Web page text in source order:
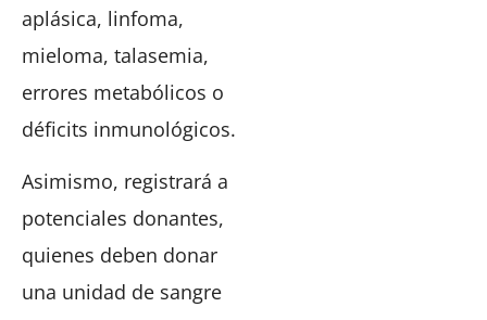
aplásica, linfoma,
mieloma, talasemia,
errores metabólicos o
déficits inmunológicos.
Asimismo, registrará a
potenciales donantes,
quienes deben donar
una unidad de sangre